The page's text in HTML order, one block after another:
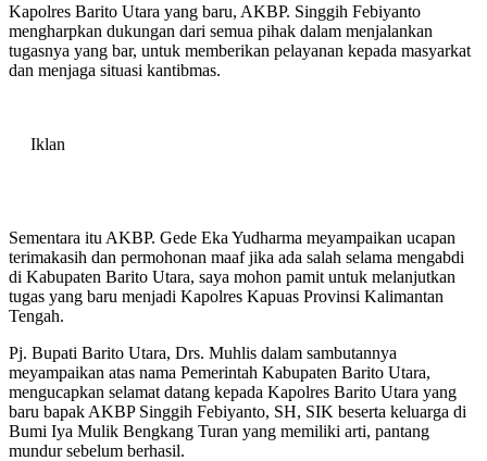
Kapolres Barito Utara yang baru, AKBP. Singgih Febiyanto
mengharpkan dukungan dari semua pihak dalam menjalankan
tugasnya yang bar, untuk memberikan pelayanan kepada masyarkat
dan menjaga situasi kantibmas.
Iklan
Sementara itu AKBP. Gede Eka Yudharma meyampaikan ucapan
terimakasih dan permohonan maaf jika ada salah selama mengabdi
di Kabupaten Barito Utara, saya mohon pamit untuk melanjutkan
tugas yang baru menjadi Kapolres Kapuas Provinsi Kalimantan
Tengah.
Pj. Bupati Barito Utara, Drs. Muhlis dalam sambutannya
meyampaikan atas nama Pemerintah Kabupaten Barito Utara,
mengucapkan selamat datang kepada Kapolres Barito Utara yang
baru bapak AKBP Singgih Febiyanto, SH, SIK beserta keluarga di
Bumi Iya Mulik Bengkang Turan yang memiliki arti, pantang
mundur sebelum berhasil.